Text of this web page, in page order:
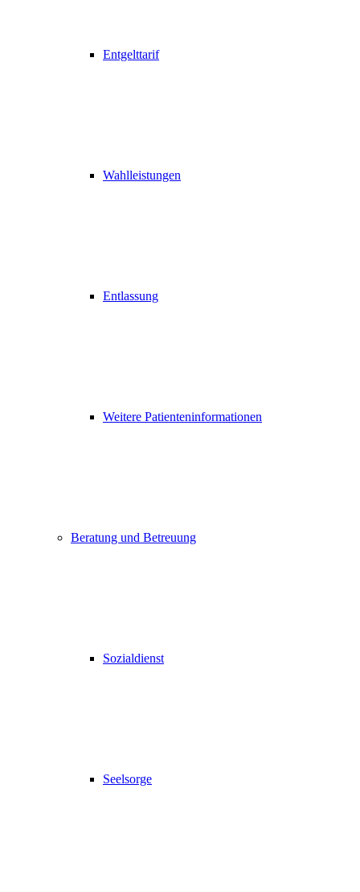
Entgelttarif
Wahlleistungen
Entlassung
Weitere Patienteninformationen
Beratung und Betreuung
Sozialdienst
Seelsorge